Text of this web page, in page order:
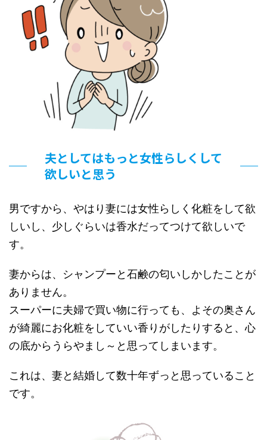
夫としてはもっと女性らしくして
欲しいと思う
男ですから、やはり妻には女性らしく化粧をして欲
しいし、少しぐらいは香水だってつけて欲しいで
す。
妻からは、シャンプーと石鹸の匂いしかしたことが
ありません。
スーパーに夫婦で買い物に行っても、よその奥さん
が綺麗にお化粧をしていい香りがしたりすると、心
の底からうらやまし～と思ってしまいます。
これは、妻と結婚して数十年ずっと思っていること
です。